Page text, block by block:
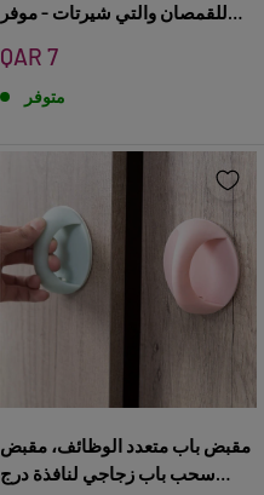
للقمصان والتي شيرتات - موفر
سعر
QAR 7
متوفر
مقبض باب متعدد الوظائف، مقبض
سحب باب زجاجي لنافذة درج